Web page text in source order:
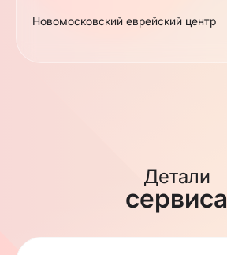
Новомосковский еврейский центр
Детали
сервиса